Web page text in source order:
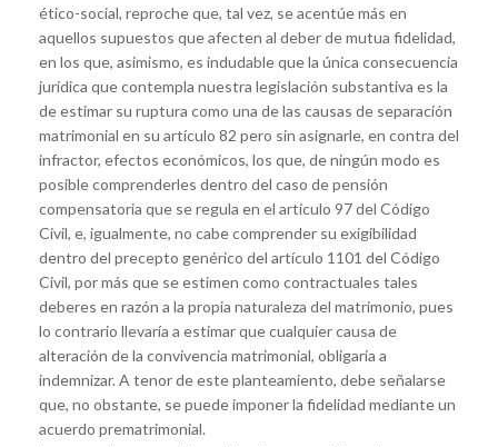
ético-social, reproche que, tal vez, se acentúe más en
aquellos supuestos que afecten al deber de mutua fidelidad,
en los que, asimismo, es indudable que la única consecuencia
jurídica que contempla nuestra legislación substantiva es la
de estimar su ruptura como una de las causas de separación
matrimonial en su artículo 82 pero sin asignarle, en contra del
infractor, efectos económicos, los que, de ningún modo es
posible comprenderles dentro del caso de pensión
compensatoria que se regula en el artículo 97 del Código
Civil, e, igualmente, no cabe comprender su exigibilidad
dentro del precepto genérico del artículo 1101 del Código
Civil, por más que se estimen como contractuales tales
deberes en razón a la propia naturaleza del matrimonio, pues
lo contrario llevaría a estimar que cualquier causa de
alteración de la convivencia matrimonial, obligaría a
indemnizar. A tenor de este planteamiento, debe señalarse
que, no obstante, se puede imponer la fidelidad mediante un
acuerdo prematrimonial.